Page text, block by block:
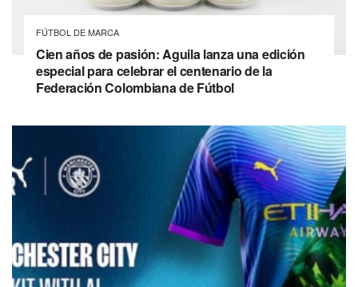
FÚTBOL DE MARCA
Cien años de pasión: Aguila lanza una edición
especial para celebrar el centenario de la
Federación Colombiana de Fútbol